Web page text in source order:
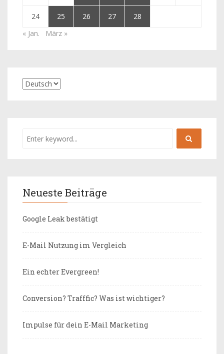
24 25 26 27
28
« Jan.
März »
Neueste Beiträge
Google Leak bestätigt
E-Mail Nutzung im Vergleich
Ein echter Evergreen!
Conversion? Trafffic? Was ist wichtiger?
Impulse für dein E-Mail Marketing